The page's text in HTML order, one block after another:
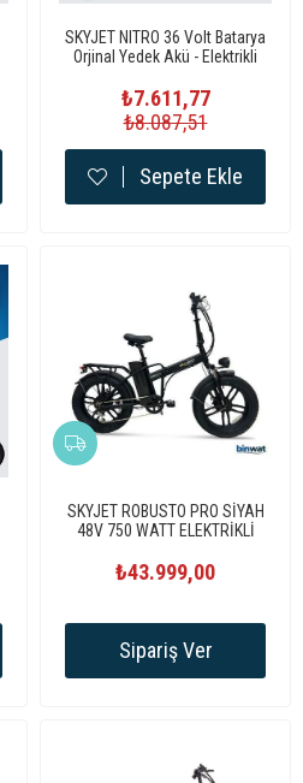
SKYJET NITRO 36 Volt Batarya
Orjinal Yedek Akü - Elektrikli
₺7.611,77
₺8.087,51
Sepete Ekle
SKYJET ROBUSTO PRO SİYAH
48V 750 WATT ELEKTRİKLİ
₺43.999,00
Sipariş Ver